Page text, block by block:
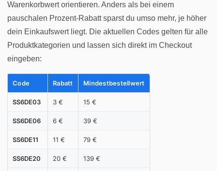
Warenkorbwert orientieren. Anders als bei einem
pauschalen Prozent-Rabatt sparst du umso mehr, je höher
dein Einkaufswert liegt. Die aktuellen Codes gelten für alle
Produktkategorien und lassen sich direkt im Checkout
eingeben:
Code Rabatt Mindestbestellwert
SS6DE03 3 € 15 €
SS6DE06 6 € 39 €
SS6DE11 11 € 79 €
SS6DE20 20 € 139 €